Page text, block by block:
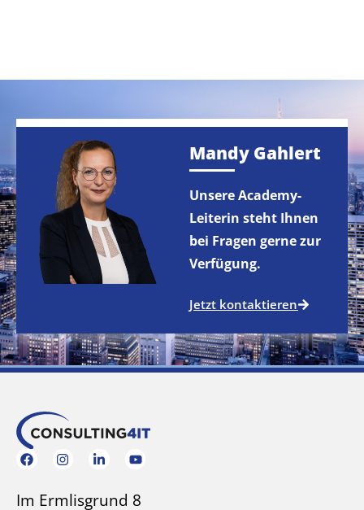
Mandy Gahlert
Unsere Academy-
Leiterin steht Ihnen
bei Fragen gerne zur
Verfügung.
Jetzt kontaktieren
Im Ermlisgrund 8